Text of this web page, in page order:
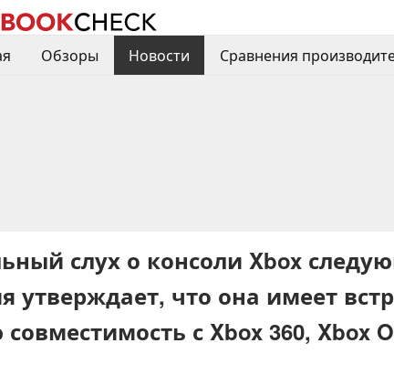
Обзоры Новости Сравнения
слух о консоли Xbox
утверждает, что она имеет
с Xbox 360, Xbox